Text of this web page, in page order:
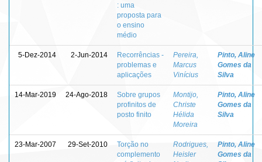
: uma
proposta para
o ensino
médio
5-Dez-2014 2-Jun-2014
Recorrências -
problemas e
aplicações
Pereira,
Marcus
Vinícius
Pinto, Aline
Gomes da
Silva
14-Mar-2019 24-Ago-2018
Sobre grupos
profinitos de
posto finito
Montijo,
Christe
Hélida
Moreira
Pinto, Aline
Gomes da
Silva
23-Mar-2007 29-Set-2010
Torção no
complemento
Rodrigues,
Heisler
Pinto, Aline
Gomes da